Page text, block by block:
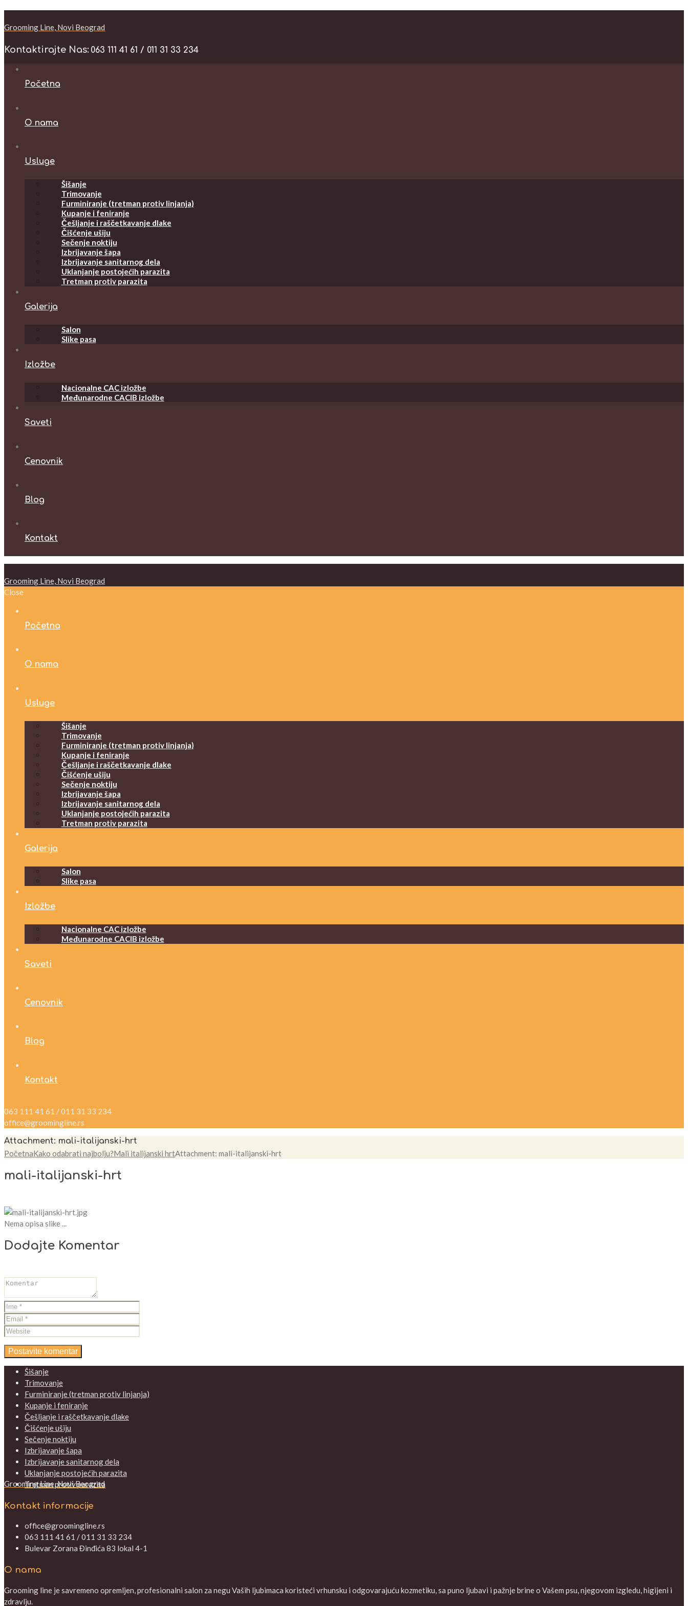
Grooming Line, Novi Beograd
Kontaktirajte Nas: 063 111 41 61 / 011 31 33 234
Početna
O nama
Usluge
Šišanje
Trimovanje
Furminiranje (tretman protiv linjanja)
Kupanje i feniranje
Češljanje i raščetkavanje dlake
Čišćenje ušiju
Sečenje noktiju
Izbrijavanje šapa
Izbrijavanje sanitarnog dela
Uklanjanje postojećih parazita
Tretman protiv parazita
Galerija
Salon
Slike pasa
Izložbe
Nacionalne CAC izložbe
Međunarodne CACIB izložbe
Saveti
Cenovnik
Blog
Kontakt
Grooming Line, Novi Beograd
Close
Početna
O nama
Usluge
Šišanje
Trimovanje
Furminiranje (tretman protiv linjanja)
Kupanje i feniranje
Češljanje i raščetkavanje dlake
Čišćenje ušiju
Sečenje noktiju
Izbrijavanje šapa
Izbrijavanje sanitarnog dela
Uklanjanje postojećih parazita
Tretman protiv parazita
Galerija
Salon
Slike pasa
Izložbe
Nacionalne CAC izložbe
Međunarodne CACIB izložbe
Saveti
Cenovnik
Blog
Kontakt
063 111 41 61 / 011 31 33 234
office@groomingline.rs
Attachment: mali-italijanski-hrt
PočetnaKako odabrati najbolju?Mali italijanski hrtAttachment: mali-italijanski-hrt
mali-italijanski-hrt
Nema opisa slike ...
Dodajte Komentar
Šišanje
Trimovanje
Furminiranje (tretman protiv linjanja)
Kupanje i feniranje
Češljanje i raščetkavanje dlake
Čišćenje ušiju
Sečenje noktiju
Izbrijavanje šapa
Izbrijavanje sanitarnog dela
Uklanjanje postojećih parazita
Tretman protiv parazita
Grooming Line, Novi Beograd
Kontakt informacije
office@groomingline.rs
063 111 41 61 / 011 31 33 234
Bulevar Zorana Đinđića 83 lokal 4-1
O nama
Grooming line je savremeno opremljen, profesionalni salon za negu Vaših ljubimaca koristeći vrhunsku i odgovarajuću kozmetiku, sa puno ljubavi i pažnje brine o Vašem psu, njegovom izgledu, higijeni i
zdravlju.